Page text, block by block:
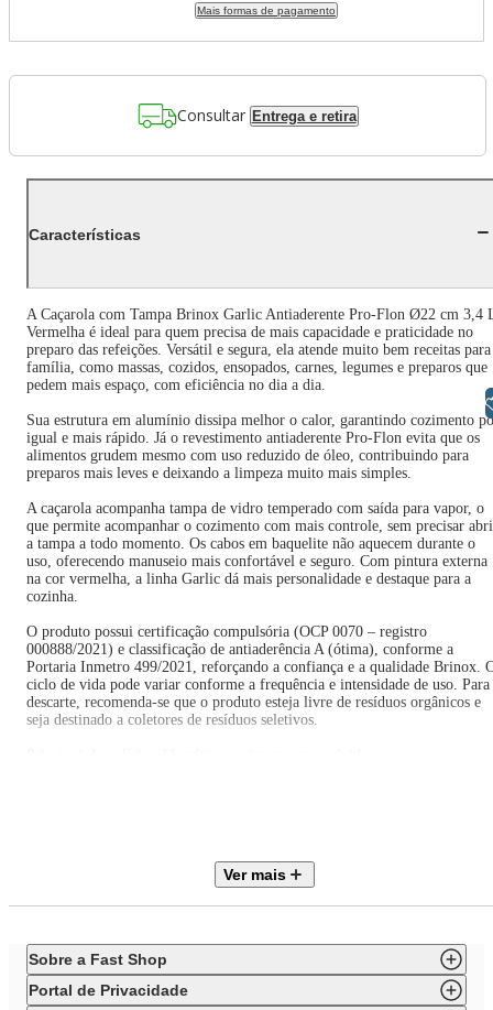
Mais formas de pagamento
Consultar Entrega e retira
Características
A Caçarola com Tampa Brinox Garlic Antiaderente Pro-Flon Ø22 cm 3,4
Vermelha é ideal para quem precisa de mais capacidade e praticidade no
preparo das refeições. Versátil e segura, ela atende muito bem receitas para
família, como massas, cozidos, ensopados, carnes, legumes e preparos que
pedem mais espaço, com eficiência no dia a dia.
Sua estrutura em alumínio dissipa melhor o calor, garantindo cozimento
igual e mais rápido. Já o revestimento antiaderente Pro-Flon evita que os
alimentos grudem mesmo com uso reduzido de óleo, contribuindo para
preparos mais leves e deixando a limpeza muito mais simples.
A caçarola acompanha tampa de vidro temperado com saída para vapor, o
que permite acompanhar o cozimento com mais controle, sem precisar
a tampa a todo momento. Os cabos em baquelite não aquecem durante o
uso, oferecendo manuseio mais confortável e seguro. Com pintura externa
na cor vermelha, a linha Garlic dá mais personalidade e destaque para a
cozinha.
O produto possui certificação compulsória (OCP 0070 – registro
000888/2021) e classificação de antiaderência A (ótima), conforme a
Portaria Inmetro 499/2021, reforçando a confiança e a qualidade Brinox.
ciclo de vida pode variar conforme a frequência e intensidade de uso. Para
descarte, recomenda-se que o produto esteja livre de resíduos orgânicos e
seja destinado a coletores de resíduos seletivos.
Especificações:Diâmetro: 22 cmCapacidade: 3,4 LLinha:
(antiaderência A)Descarte: em coletor seletivo (livre de resíduos
logística reversa não aplicável
Se você quer uma caçarola grande, fácil de limpar e com acabamento
vermelho marcante para facilitar a rotina, escolha a Brinox Garlic 22 cm
Ver mais
Sobre a Fast Shop
Portal de Privacidade